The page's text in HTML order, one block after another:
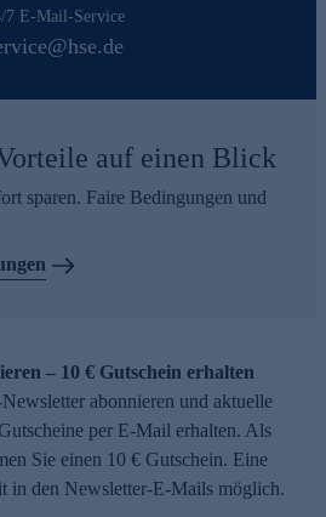
7 E-Mail-Service
auf einen Blick
sparen. Faire Bedingungen und
– 10 € Gutschein erhalten
abonnieren und aktuelle
per E-Mail erhalten. Als
Sie einen 10 € Gutschein. Eine
in den Newsletter-E-Mails möglich.